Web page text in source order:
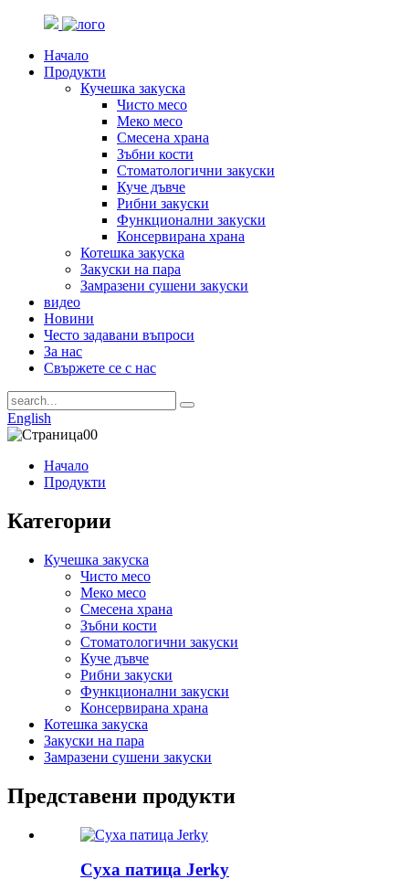
Начало
Продукти
Кучешка закуска
Чисто месо
Меко месо
Смесена храна
Зъбни кости
Стоматологични закуски
Куче дъвче
Рибни закуски
Функционални закуски
Консервирана храна
Котешка закуска
Закуски на пара
Замразени сушени закуски
видео
Новини
Често задавани въпроси
За нас
Свържете се с нас
English
Начало
Продукти
Категории
Кучешка закуска
Чисто месо
Меко месо
Смесена храна
Зъбни кости
Стоматологични закуски
Куче дъвче
Рибни закуски
Функционални закуски
Консервирана храна
Котешка закуска
Закуски на пара
Замразени сушени закуски
Представени продукти
Суха патица Jerky